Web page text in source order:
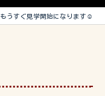
もうすぐ見学開始になります☺️